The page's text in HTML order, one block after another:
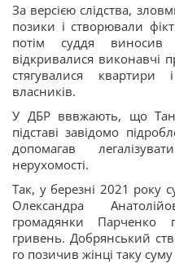
За версією слідства,
позики і створювали
потім суддя виносив
відкривалися виконавчі
стягувалися
власників.
У ДБР вввжають, що
підставі завідомо
допомагав
нерухомості.
Так, у березні 2021 року
Олександра
громадянки
гривень. Добрянський
го позичив жінці таку